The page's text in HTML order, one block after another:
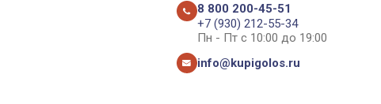
8 800 200-45-51
+7 (930) 212-55-34
Пн - Пт с 10:00 до 19:00
info@kupigolos.ru